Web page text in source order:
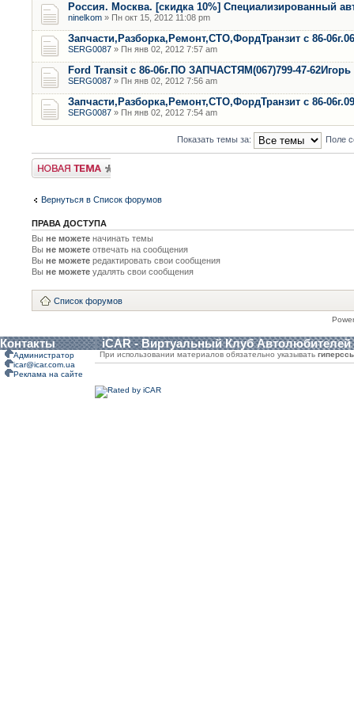
Россия. Москва. [скидка 10%] Специализированный
ninelkom » Пн окт 15, 2012 11:08 pm
Запчасти,Разборка,Ремонт,СТО,ФордТранзит с 86-
SERG0087 » Пн янв 02, 2012 7:57 am
Ford Transit с 86-06г.ПО ЗАПЧАСТЯМ(067)799-47-62Игорь
SERG0087 » Пн янв 02, 2012 7:56 am
Запчасти,Разборка,Ремонт,СТО,ФордТранзит с 86-
SERG0087 » Пн янв 02, 2012 7:54 am
Показать темы за: Поле
Новая тема
Вернуться в Список форумов
ПРАВА ДОСТУПА
Вы не можете начинать темы
Вы не можете отвечать на сообщения
Вы не можете редактировать свои сообщения
Вы не можете удалять свои сообщения
Список форумов
Контакты iCAR - Виртуальный Клуб Автолюбителей
Администратор
icar@icar.com.ua
Реклама на сайте
При использовании материалов обязательно указывать